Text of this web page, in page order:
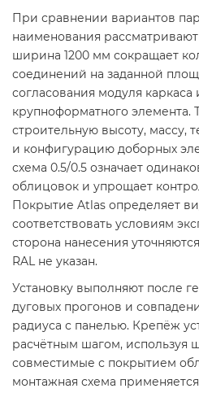
При сравнении вариантов
наименования
ширина 1200 мм сокращает
соединений на заданной
согласования модуля каркаса
крупноформатного элемента.
строительную высоту, массу,
и конфигурацию доборных
схема 0.5/0.5 означает
облицовок и упрощает
Покрытие Atlas определяет
соответствовать условиям
сторона нанесения
RAL не указан.
Установку выполняют после
дуговых прогонов и
радиуса с панелью. Крепёж
расчётным шагом, используя
совместимые с покрытием
монтажная схема